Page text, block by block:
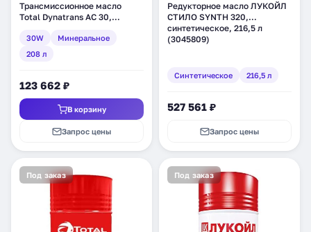
Трансмиссионное масло
Total Dynatrans AC 30,
(RU154843)
30W
Минеральное
208 л
123 662 ₽
В корзину
Запрос цены
Редукторное масло ЛУКОЙЛ
СТИЛО SYNTH 320,
синтетическое, 216,5 л
(3045809)
Синтетическое 216,5 л
527 561 ₽
Запрос цены
Под заказ Под заказ